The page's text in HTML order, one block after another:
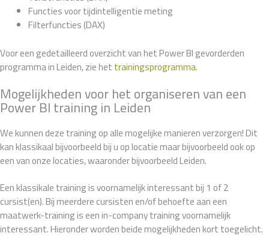
Functies voor tijdintelligentie meting
Filterfuncties (DAX)
Voor een gedetailleerd overzicht van het Power BI gevorderden
programma in Leiden, zie het trainingsprogramma.
Mogelijkheden voor het organiseren van een
Power BI training in Leiden
We kunnen deze training op alle mogelijke manieren verzorgen! Dit
kan klassikaal bijvoorbeeld bij u op locatie maar bijvoorbeeld ook op
een van onze locaties, waaronder bijvoorbeeld Leiden.
Een klassikale training is voornamelijk interessant bij 1 of 2
cursist(en). Bij meerdere cursisten en/of behoefte aan een
maatwerk-training is een in-company training voornamelijk
interessant. Hieronder worden beide mogelijkheden kort toegelicht.